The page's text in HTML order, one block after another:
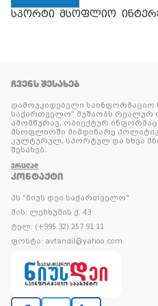
სპორტი მსოფლიო
ᲩᲕᲔᲜᲡ ᲨᲔᲡᲐᲮᲔᲑ
დამოუკიდებელი საინფორმაციო
საქართველო” მუშაობს რეალურ
ამომწურავ, ობიექტურ
მსოფლიოში მიმდინარე
კულტურულ, სპორტულ და სხვა
შესახებ.
ᲕᲠᲪᲚᲐᲓ
ᲙᲝᲜᲢᲐᲥᲢᲘ
პს "ნიუს დეი საქართველო"
მის: ლეჩხუმის ქ. 43
ტელ: (+995 32) 257 91 11
ფოსტა: avtandil@yahoo.com